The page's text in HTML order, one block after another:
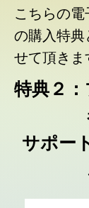
こちらの
の購入特
せて頂きま
特典２
サポー